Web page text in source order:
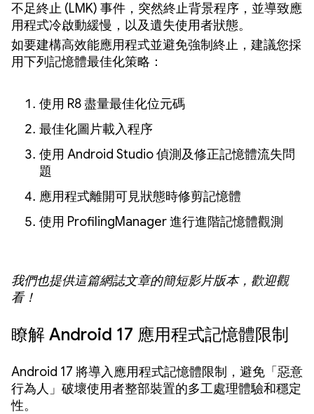
不足終止 (LMK) 事件，突然終止背景程序，並導致應
用程式冷啟動緩慢，以及遺失使用者狀態。
如要建構高效能應用程式並避免強制終止，建議您採
用下列記憶體最佳化策略：
使用 R8 盡量最佳化位元碼
最佳化圖片載入程序
使用 Android Studio 偵測及修正記憶體流失問
題
應用程式離開可見狀態時修剪記憶體
使用 ProfilingManager 進行進階記憶體觀測
我們也提供這篇網誌文章的簡短影片版本，歡迎觀
看！
瞭解 Android 17 應用程式記憶體限制
Android 17 將導入應用程式記憶體限制，避免「惡意
行為人」破壞使用者整部裝置的多工處理體驗和穩定
性。